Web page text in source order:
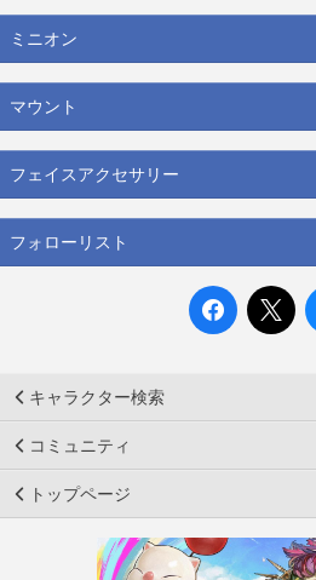
ミニオン
マウント
フェイスアクセサリー
フォローリスト
キャラクター検索
コミュニティ
トップページ